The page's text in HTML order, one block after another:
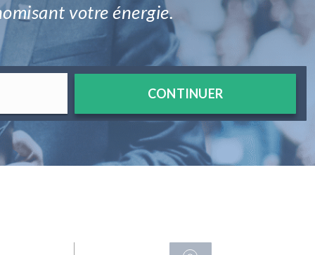
votre énergie.
CONTINUER